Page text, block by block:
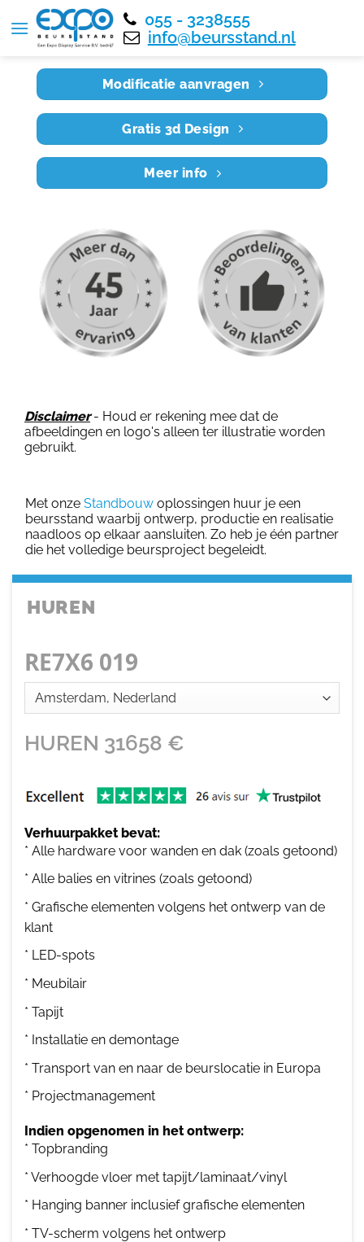
055 - 3238555
info@beursstand.nl
Home RE7X6 019
Modificatie aanvragen
Gratis 3d Design
Meer info
Disclaimer- Houd er rekening mee dat de
afbeeldingen en logo's alleen ter illustratie worden
gebruikt.
Met onze Standbouw oplossingen huur je een
beursstand waarbij ontwerp, productie en realisatie
naadloos op elkaar aansluiten. Zo heb je één partner
die het volledige beursproject begeleidt.
HUREN
RE7X6 019
HUREN 31658 €
Verhuurpakket bevat:
* Alle hardware voor wanden en dak (zoals getoond)
* Alle balies en vitrines (zoals getoond)
* Grafische elementen volgens het ontwerp van de
klant
* LED-spots
* Meubilair
* Tapijt
* Installatie en demontage
* Transport van en naar de beurslocatie in Europa
* Projectmanagement
Indien opgenomen in het ontwerp:
* Topbranding
* Verhoogde vloer met tapijt/laminaat/vinyl
* Hanging banner inclusief grafische elementen
* TV-scherm volgens het ontwerp